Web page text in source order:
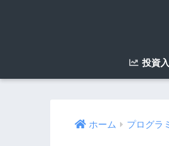
投資
ホーム プログラ